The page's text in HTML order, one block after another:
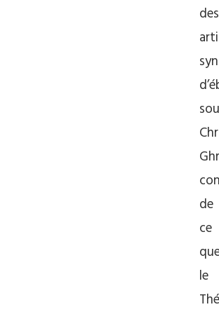
des
de
ce
le